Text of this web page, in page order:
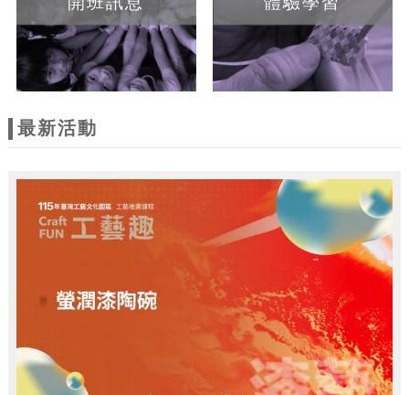
最新活動